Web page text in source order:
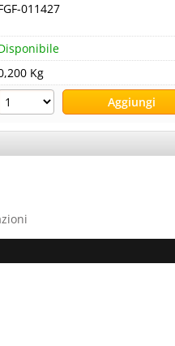
011427
Kg